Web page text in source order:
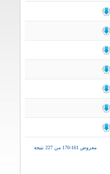
معروض 161-170 من 227 نتيجة